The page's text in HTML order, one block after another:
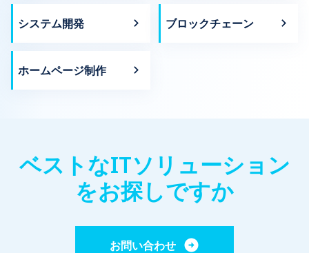
システム開発 ブロックチェーン
ホームページ制作
ベストなITソリューション
をお探しですか
お問い合わせ